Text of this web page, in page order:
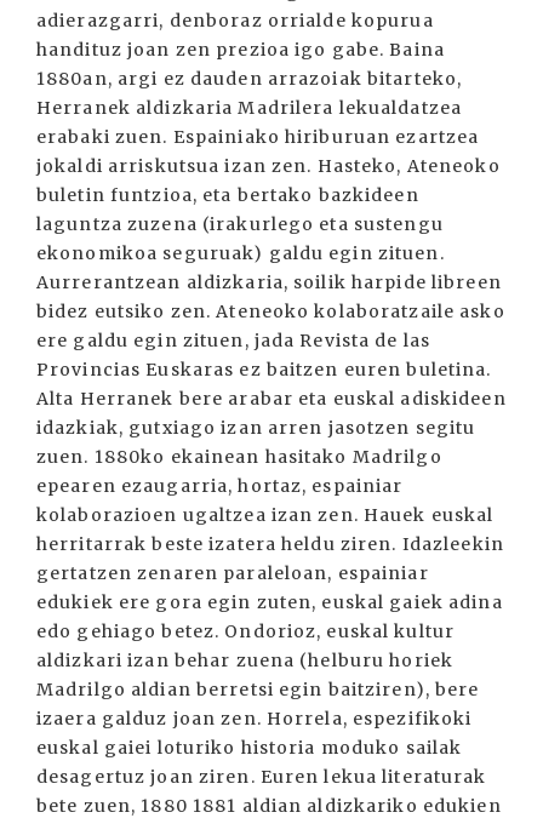
adierazgarri, denboraz orrialde kopurua
handituz joan zen prezioa igo gabe. Baina
1880an, argi ez dauden arrazoiak bitarteko,
Herranek aldizkaria Madrilera lekualdatzea
erabaki zuen. Espainiako hiriburuan ezartzea
jokaldi arriskutsua izan zen. Hasteko, Ateneoko
buletin funtzioa, eta bertako bazkideen
laguntza zuzena (irakurlego eta sustengu
ekonomikoa seguruak) galdu egin zituen.
Aurrerantzean aldizkaria, soilik harpide libreen
bidez eutsiko zen. Ateneoko kolaboratzaile asko
ere galdu egin zituen, jada Revista de las
Provincias Euskaras ez baitzen euren buletina.
Alta Herranek bere arabar eta euskal adiskideen
idazkiak, gutxiago izan arren jasotzen segitu
zuen. 1880ko ekainean hasitako Madrilgo
epearen ezaugarria, hortaz, espainiar
kolaborazioen ugaltzea izan zen. Hauek euskal
herritarrak beste izatera heldu ziren. Idazleekin
gertatzen zenaren paraleloan, espainiar
edukiek ere gora egin zuten, euskal gaiek adina
edo gehiago betez. Ondorioz, euskal kultur
aldizkari izan behar zuena (helburu horiek
Madrilgo aldian berretsi egin baitziren), bere
izaera galduz joan zen. Horrela, espezifikoki
euskal gaiei loturiko historia moduko sailak
desagertuz joan ziren. Euren lekua literaturak
bete zuen, 1880 1881 aldian aldizkariko edukien